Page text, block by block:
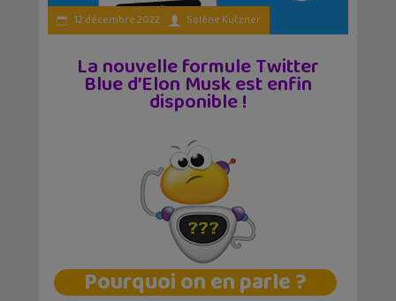
12 décembre 2022 Solène Kutzner
La nouvelle formule Twitter
Blue d’Elon Musk est enfin
disponible !
Pourquoi on en parle ?